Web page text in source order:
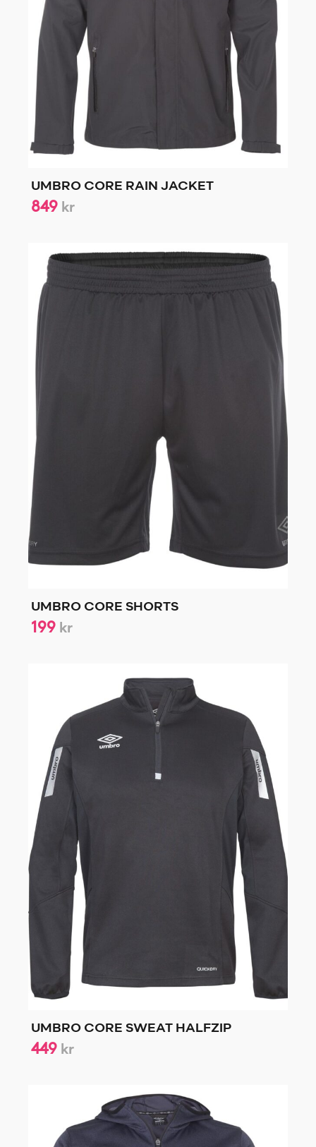
UMBRO CORE RAIN JACKET
849 kr
UMBRO CORE SHORTS
199 kr
UMBRO CORE SWEAT HALFZIP
449 kr